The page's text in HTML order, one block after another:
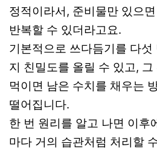
정적이라서, 준비물만 있으
반복할 수 있더라고요.
기본적으로 쓰다듬기를 다
지 친밀도를 올릴 수 있고,
먹이면 남은 수치를 채우는
떨어집니다.
한 번 원리를 알고 나면 이후
마다 거의 습관처럼 처리할